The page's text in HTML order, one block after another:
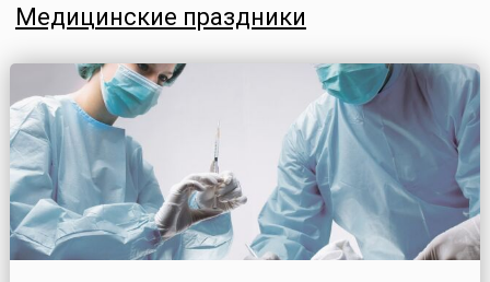
Медицинские праздники